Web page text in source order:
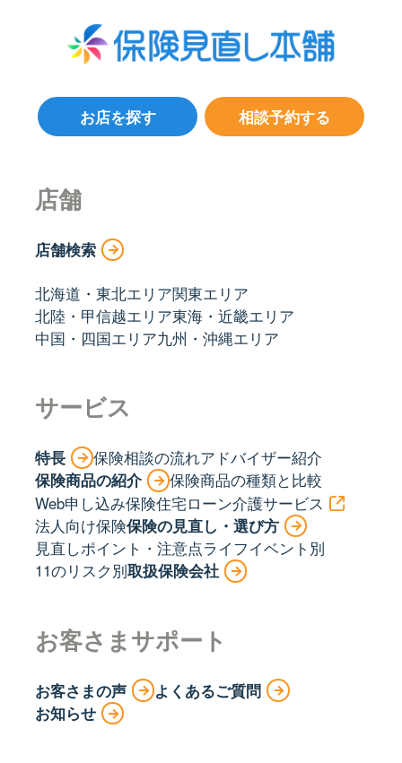
相談予約する
お店を探す
店舗
店舗検索
北海道・東北エリア関東エリア
北陸・甲信越エリア東海・近畿エリア
中国・四国エリア九州・沖縄エリア
サービス
特長 保険相談の流れアドバイザー紹介
保険商品の紹介
保険商品の種類と比較
Web申し込み保険住宅ローン介護サービス
法人向け保険保険の見直し・選び方
見直しポイント・注意点ライフイベント別
11のリスク別取扱保険会社
お客さまサポート
お客さまの声
よくあるご質問
お知らせ